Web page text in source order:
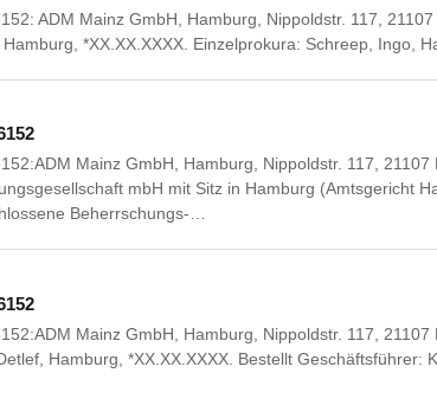
ADM Mainz GmbH, Hamburg, Nippoldstr. 117,
*XX.XX.XXXX. Einzelprokura: Schreep, Ingo,
Mainz GmbH, Hamburg, Nippoldstr. 117,
mbH mit Sitz in Hamburg (Amtsgericht
Beherrschungs-…
Mainz GmbH, Hamburg, Nippoldstr. 117,
Hamburg, *XX.XX.XXXX. Bestellt Geschäftsführer: